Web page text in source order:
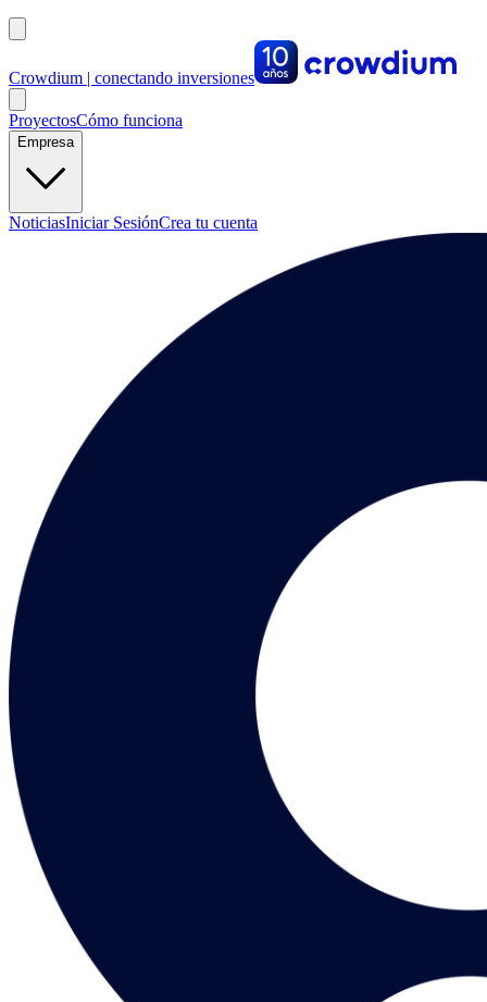
Crowdium | conectando inversiones
ProyectosCómo funciona
Empresa
NoticiasIniciar SesiónCrea tu cuenta